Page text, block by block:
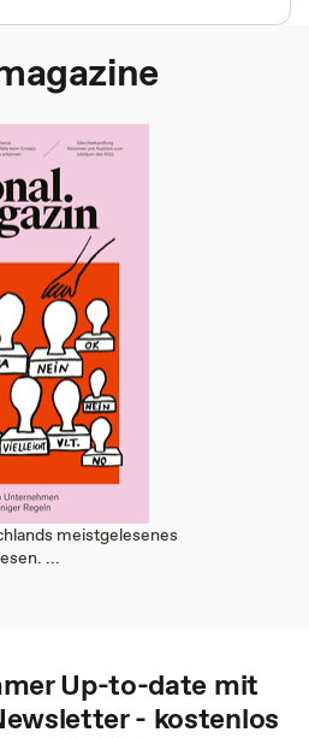
meistgelesenes
...
Up-to-date mit
- kostenlos